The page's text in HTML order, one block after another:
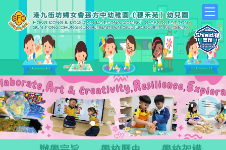
Previous Next